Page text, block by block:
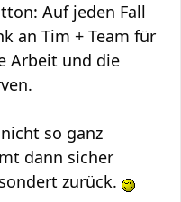
Auf jeden Fall
an Tim + Team für
Arbeit und die
so ganz
dann sicher
zurück.